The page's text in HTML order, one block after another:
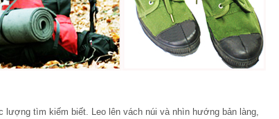
tìm kiếm biết. Leo lên vách núi và nhìn hướng bản làng,